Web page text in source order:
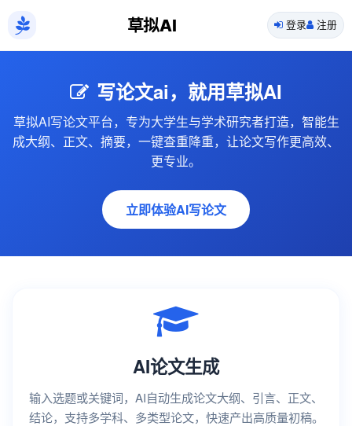
草拟AI 登录 注册
写论文ai，就用草拟AI
草拟AI写论文平台，专为大学生与学术研究者打造，智能生
成大纲、正文、摘要，一键查重降重，让论文写作更高效、
更专业。
立即体验AI写论文
AI论文生成
输入选题或关键词，AI自动生成论文大纲、引言、正文、
结论，支持多学科、多类型论文，快速产出高质量初稿。